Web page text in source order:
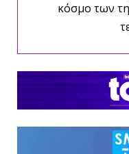
κόσμο των